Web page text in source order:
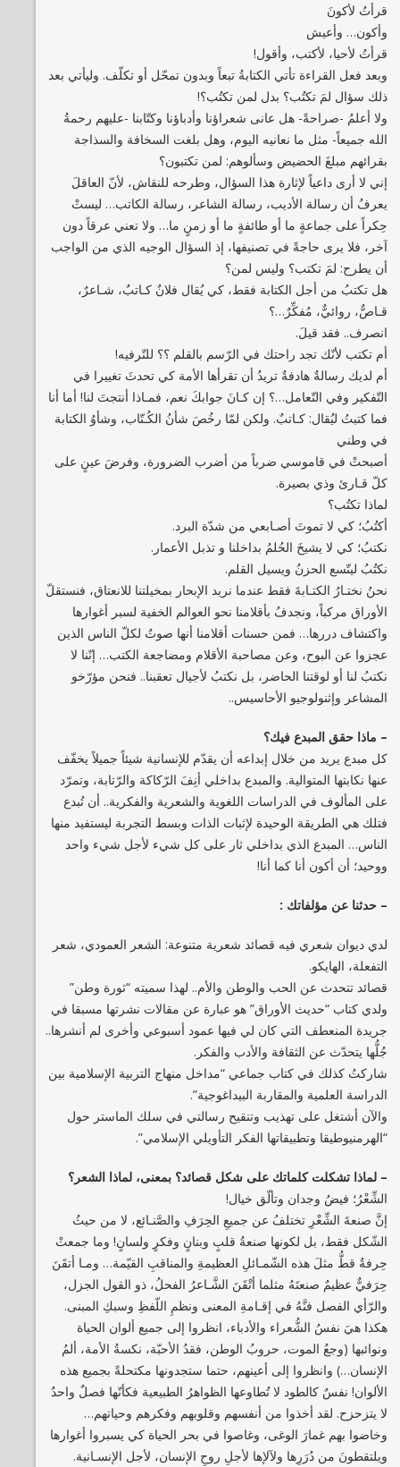
قرأتُ لأكونَ
وأكون… وأعيش
قرأتُ لأحيا، لأكتب، وأقول!
وبعد فعل القراءة تأتي الكتابةُ تبعاً وبدون تمحّل أو تكلّف. وليأتي بعد
ذلك سؤال لمَ تكتُب؟ بدل لمن تكتُب؟!
ولا أعلمُ -صراحةً- هل عانى شعراؤنا وأدباؤنا وكتّابنا -عليهم رحمةُ
الله جميعاً- مثل ما نعانيه اليوم، وهل بلغت السخافة والسذاجة
بقرائهم مبلغَ الحضيض وسألوهم: لمن تكتبون؟
إني لا أرى داعياً لإثارة هذا السؤال، وطرحه للنقاش، لأنّ العاقلَ
يعرفُ أن رسالة الأديب، رسالة الشاعر، رسالة الكاتب… ليستْ
حِكراً على جماعةٍ ما أو طائفةٍ ما أو زمنٍ ما… ولا تعني عرقاً دون
آخر، فلا يرى حاجةً في تصنيفها، إذ السؤال الوجيه الذي من الواجب
أن يطرح: لمَ تكتب؟ وليس لمن؟
هل تكتبُ من أجل الكتابة فقط، كي يُقال فلانٌ كـاتبٌ، شـاعرٌ،
قـاصٌّ، روائيٌّ، مُفكِّرٌ…؟
انصرف.. فقد قيلَ.
أم تكتب لأنّك تجد راحتك في الرّسم بالقلم ؟؟ للتّرفيه!
أم لديك رسالةٌ هادفةٌ تريدُ أن تقرأها الأمة كي تحدثَ تغييرا في
التّفكير وفي التّعامل…؟ إن كـانَ جوابكَ نعم، فمـاذا أنتجتَ لنا! أما أنا
فما كتبتُ ليُقال: كـاتبٌ. ولكن لمّا رخُصَ شأنُ الكُـتّاب، وشأوُ الكتابة
في وطني
أصبحتْ في قاموسي ضرباً من أضرب الضرورة، وفرضَ عينٍ على
كلّ قـارئ وذي بصيرة.
لماذا تكتُب؟
أكتُبُ؛ كي لا تموتَ أصـابعي من شدّة البرد.
نكتبُ؛ كي لا يشيخَ الحُلمُ بداخلنا و تذبل الأعمار.
نكتُبُ ليتّسع الحزنُ ويسيل القلم.
نحنُ نختـارُ الكتـابةَ فقط عندما نريد الإبحار بمخيلتنا للانعتاق، فنستقلّ
الأوراق مركباً، ونجدفُ بأقلامنا نحو العوالم الخفية لسبر أغوارها
واكتشاف دررها… فمن حسنات أقلامنا أنها صوتٌ لكلّ الناس الذين
عجزوا عن البوح، وعن مصاحبة الأقلام ومضاجعة الكتب… إنّنا لا
نكتبُ لنا أو لوقتنا الحاضر، بل نكتبُ لأجيال تعقبنا.. فنحن مؤرّخو
المشاعر وإثنولوجيو الأحاسيس..
– ماذا حقق المبدع فيك؟
كل مبدع يريد من خلال إبداعه أن يقدّم للإنسانية شيئاً جميلاً يخفّف
عنها نكابتها المتوالية. والمبدع بداخلي أنِفَ الرّكاكة والرّتابة، وتمرّد
على المألوف في الدراسات اللغوية والشعرية والفكرية.. أن تُبدع
فتلك هي الطريقة الوحيدة لإثبات الذات وبسط التجربة ليستفيد منها
الناس… المبدع الذي بداخلي ثار على كل شيء لأجل شيء واحد
ووحيد؛ أن أكون أنا كما أنا!
– حدثنا عن مؤلفاتك :
لدي ديوان شعري فيه قصائد شعرية متنوعة: الشعر العمودي، شعر
التفعلة، الهايكو.
قصائد تتحدث عن الحب والوطن والأم.. لهذا سميته “ثورة وطن”
ولدي كتاب “حديث الأوراق” هو عبارة عن مقالات نشرتها مسبقا في
جريدة المنعطف التي كان لي فيها عمود أسبوعي وأخرى لم أنشرها..
جُلُّها يتحدّث عن الثقافة والأدب والفكر.
شاركتُ كذلك في كتاب جماعي “مداخل منهاج التربية الإسلامية بين
الدراسة العلمية والمقاربة البيداغوجية”.
والآن أشتغل على تهذيب وتنقيح رسالتي في سلك الماستر حول
“الهرمنيوطيقا وتطبيقاتها الفكر التأويلي الإسلامي”.
– لماذا تشكلت كلماتك على شكل قصائد؟ بمعنى، لماذا الشعر؟
الشِّعْرُ؛ فيضُ وجدان وتألّق خيال!
إنَّ صنعةَ الشِّعْرِ تختلفُ عن جميعِ الحِرَفِ والصَّنـائع، لا من حيثُ
الشّكل فقط، بل لكونها صنعةُ قلبٍ وبنانٍ وفكرٍ ولسانٍ! وما جمعتْ
حِرفةٌ قطُّ مثلَ هذه الشّمـائلِ العظيمةِ والمناقبِ القيّمة… ومـا أتقَنَ
حِرَفيٌّ عظيمٌ صنعتَهُ مثلما أتْقَنَ الشَّـاعرُ الفحلُ، ذو القول الجزل،
والرّأي الفصل فنَّهُ في إقـامةِ المعنى ونظمِ اللّفظِ وسبكِ المبنى.
هكذا هيَ نفسُ الشُّعراء والأدباء، انظروا إلى جميع ألوان الحياة
ونوائبها (وجعُ الموت، حروبُ الوطن، فقدُ الأحبّة، نكسةُ الأمة، ألمُ
الإنسان…) وانظروا إلى أعينهم، حتما ستجدونها مكتحلةً بجميع هذه
الألوان! نفسٌ كالطود لا تُطاوعها الظواهرُ الطبيعية فكأنّها فصلٌ واحدٌ
لا يتزحزح. لقد أخذوا من أنفسهم وقلوبهم وفكرهم وحياتهم…
وخاضوا بهم غمارَ الوغى، وغاصوا في بحر الحياة كي يسبروا أغوارها
ويلتقطونَ من دُرَرِها ولآلإها لأجلِ روحِ الإنسان، لأجل الإنسـانية.